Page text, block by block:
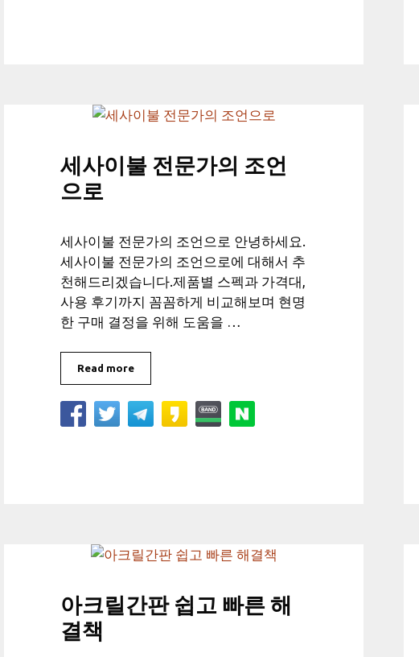
세사이불 전문가의 조언
으로
세사이불 전문가의 조언으로 안녕하세요.
세사이불 전문가의 조언으로에 대해서 추
천해드리겠습니다.제품별 스펙과 가격대,
사용 후기까지 꼼꼼하게 비교해보며 현명
한 구매 결정을 위해 도움을 …
Read more
아크릴간판 쉽고 빠른 해
결책